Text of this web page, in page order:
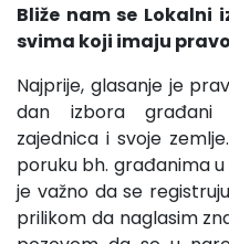
Bliže nam se Lokalni
svima koji imaju
Najprije, glasanje je
dan izbora građani
zajednica i svoje
poruku bh. građanima
je važno da se
prilikom da naglasim